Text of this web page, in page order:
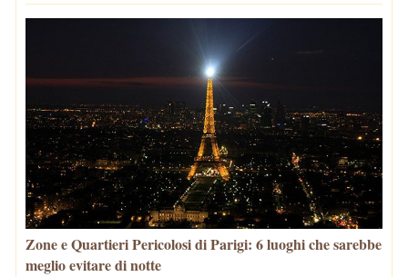
Zone e Quartieri Pericolosi di Parigi: 6 luoghi che sarebbe
meglio evitare di notte